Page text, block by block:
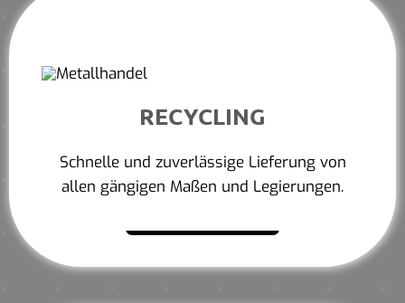
RECYCLING
Schnelle und zuverlässige Lieferung von
allen gängigen Maßen und Legierungen.